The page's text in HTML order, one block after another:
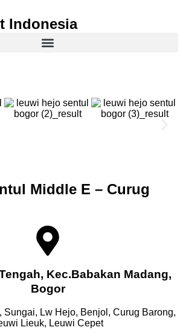
Indonesia
Middle E – Curug
Kec.Babakan Madang,
Bogor
Sungai, Lw Hejo, Benjol, Curug Barong,
Lieuk, Leuwi Cepet